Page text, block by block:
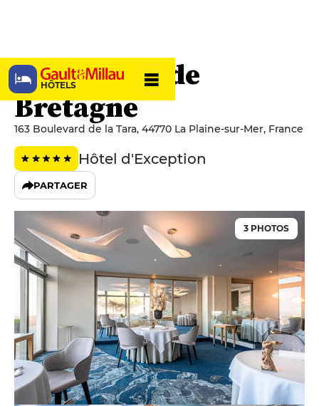
HÔTELS
Hôtel Anne de
Bretagne
163 Boulevard de la Tara, 44770 La Plaine-sur-Mer, France
Hôtel d'Exception
PARTAGER
3 PHOTOS